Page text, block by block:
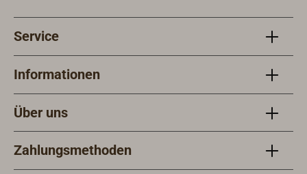
Service
Informationen
Über uns
Zahlungsmethoden